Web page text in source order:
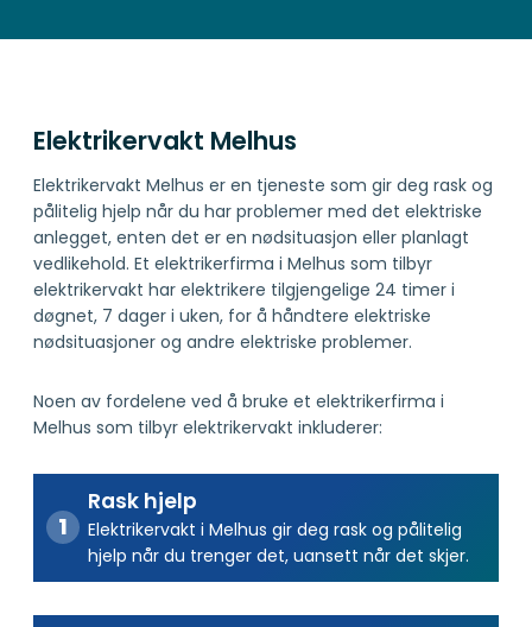
Elektrikervakt Melhus
Elektrikervakt Melhus er en tjeneste som gir deg rask og
pålitelig hjelp når du har problemer med det elektriske
anlegget, enten det er en nødsituasjon eller planlagt
vedlikehold. Et elektrikerfirma i Melhus som tilbyr
elektrikervakt har elektrikere tilgjengelige 24 timer i
døgnet, 7 dager i uken, for å håndtere elektriske
nødsituasjoner og andre elektriske problemer.
Noen av fordelene ved å bruke et elektrikerfirma i
Melhus som tilbyr elektrikervakt inkluderer:
Rask hjelp
Elektrikervakt i Melhus gir deg rask og pålitelig
hjelp når du trenger det, uansett når det skjer.